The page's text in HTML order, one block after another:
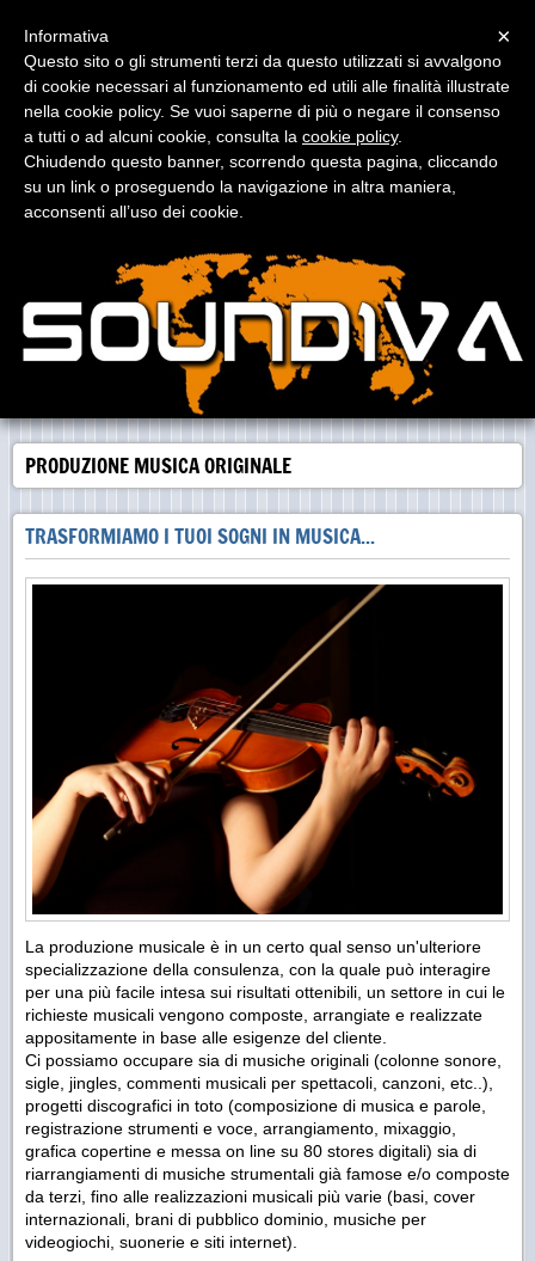
SOUNDIVA (Music & Services)
Libraries, Sigle & Colonne sonore, Spot, Orchestra Service, Post-
PRODUZIONE MUSICA ORIGINALE
TRASFORMIAMO I TUOI SOGNI IN MUSICA...
La produzione musicale è in un certo qual senso un'ulteriore
specializzazione della consulenza, con la quale può interagire
per una più facile intesa sui risultati ottenibili, un settore in cui le
richieste musicali vengono composte, arrangiate e realizzate
appositamente in base alle esigenze del cliente.
Ci possiamo occupare sia di musiche originali (colonne sonore,
sigle, jingles, commenti musicali per spettacoli, canzoni, etc..),
progetti discografici in toto (composizione di musica e parole,
registrazione strumenti e voce, arrangiamento, mixaggio,
grafica copertine e messa on line su 80 stores digitali) sia di
riarrangiamenti di musiche strumentali già famose e/o composte
da terzi, fino alle realizzazioni musicali più varie (basi, cover
internazionali, brani di pubblico dominio, musiche per
videogiochi, suonerie e siti internet).
×
Informativa
Questo sito o gli strumenti terzi da questo utilizzati si avvalgono
di cookie necessari al funzionamento ed utili alle finalità illustrate
nella cookie policy. Se vuoi saperne di più o negare il consenso
a tutti o ad alcuni cookie, consulta la cookie policy.
Chiudendo questo banner, scorrendo questa pagina, cliccando
su un link o proseguendo la navigazione in altra maniera,
acconsenti all’uso dei cookie.